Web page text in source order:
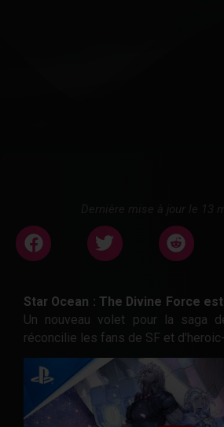
Star Ocean : The Divine Force
Un nouveau volet pour la saga
réconcilie les fans de SF et